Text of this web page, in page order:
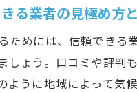
る業者の見極め方
ためには、信頼できる
しょう。口コミや評判
ように地域によって気